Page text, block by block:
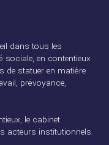
dans tous les
en contentieux
de statuer en matière
prévoyance,
le cabinet
acteurs institutionnels.